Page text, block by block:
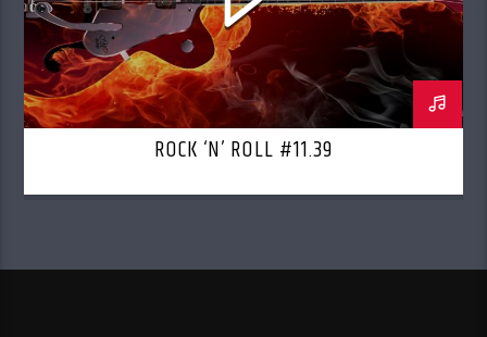
ROCK ‘N’ ROLL #11.39